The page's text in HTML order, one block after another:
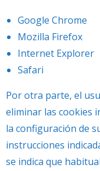
Google Chrome
Mozilla Firefox
Internet Explorer
Safari
Por otra parte, el
eliminar las cookies
la configuración de
instrucciones
se indica que